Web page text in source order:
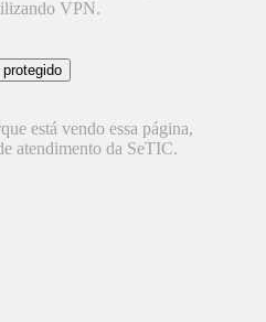
VPN.
está vendo essa página,
atendimento da SeTIC.